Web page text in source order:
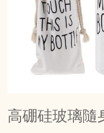
高硼硅玻璃隨